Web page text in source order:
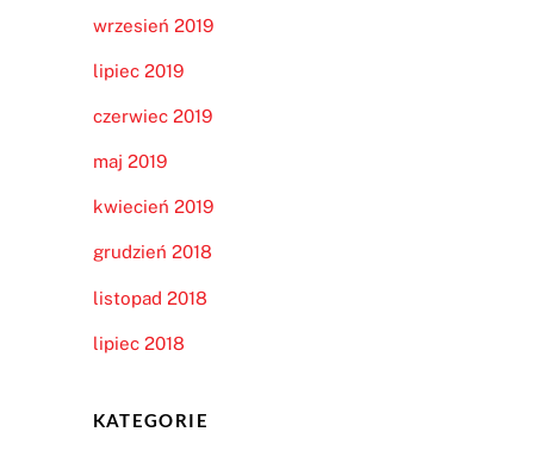
wrzesień 2019
lipiec 2019
czerwiec 2019
maj 2019
kwiecień 2019
grudzień 2018
listopad 2018
lipiec 2018
KATEGORIE